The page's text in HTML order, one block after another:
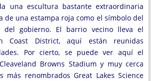
una escultura bastante extraordinaria
de una estampa roja como el símbolo del
del gobierno. El barrio vecino lleva el
Coast District, aquí están reunidas
Por cierto, se puede ver aquí el
Browns Stadium y muy cerca
más renombrados Great Lakes Science